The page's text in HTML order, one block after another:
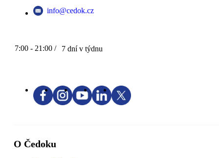
info@cedok.cz
7:00 - 21:00 / 7 dní v týdnu
O Čedoku